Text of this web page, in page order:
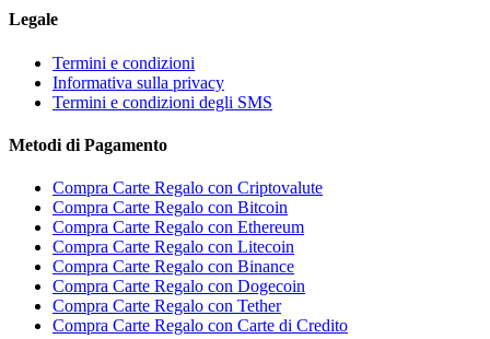
Legale
Termini e condizioni
Informativa sulla privacy
Termini e condizioni degli SMS
Metodi di Pagamento
Compra Carte Regalo con Criptovalute
Compra Carte Regalo con Bitcoin
Compra Carte Regalo con Ethereum
Compra Carte Regalo con Litecoin
Compra Carte Regalo con Binance
Compra Carte Regalo con Dogecoin
Compra Carte Regalo con Tether
Compra Carte Regalo con Carte di Credito